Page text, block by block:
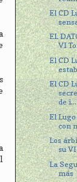
El CD
EL
VI
El CD
El CD
de i...
El
con
Los
su
La
más